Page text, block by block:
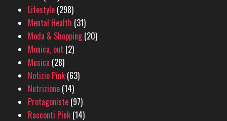
Lifestyle (298)
Mental Health (31)
Moda & Shopping(20)
Monica, out (2)
Musica (28)
Notizie Pink (63)
Nutrizione (14)
Protagoniste (97)
Racconti Pink (14)